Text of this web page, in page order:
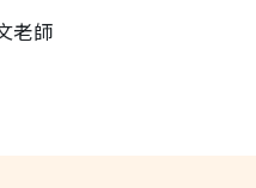
老師